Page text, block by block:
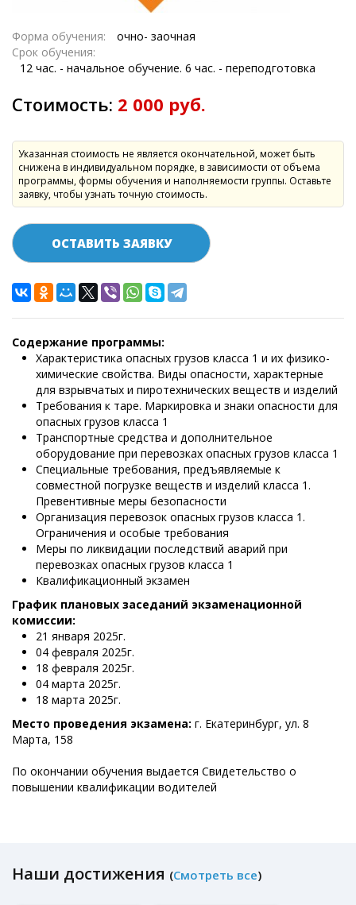
Форма обучения:
очно- заочная
Срок обучения:
12 час. - начальное обучение. 6 час. - переподготовка
Стоимость: 2 000 руб.
Указанная стоимость не является окончательной, может быть
снижена в индивидуальном порядке, в зависимости от объема
программы, формы обучения и наполняемости группы. Оставьте
заявку, чтобы узнать точную стоимость.
ОСТАВИТЬ ЗАЯВКУ
Содержание программы:
Характеристика опасных грузов класса 1 и их физико-
химические свойства. Виды опасности, характерные
для взрывчатых и пиротехнических веществ и изделий
Требования к таре. Маркировка и знаки опасности для
опасных грузов класса 1
Транспортные средства и дополнительное
оборудование при перевозках опасных грузов класса 1
Специальные требования, предъявляемые к
совместной погрузке веществ и изделий класса 1.
Превентивные меры безопасности
Организация перевозок опасных грузов класса 1.
Ограничения и особые требования
Меры по ликвидации последствий аварий при
перевозках опасных грузов класса 1
Квалификационный экзамен
График плановых заседаний экзаменационной
комиссии:
21 января 2025г.
04 февраля 2025г.
18 февраля 2025г.
04 марта 2025г.
18 марта 2025г.
Место проведения экзамена: г. Екатеринбург, ул. 8
Марта, 158
По окончании обучения выдается Свидетельство о
повышении квалификации водителей
Наши достижения (Смотреть все)